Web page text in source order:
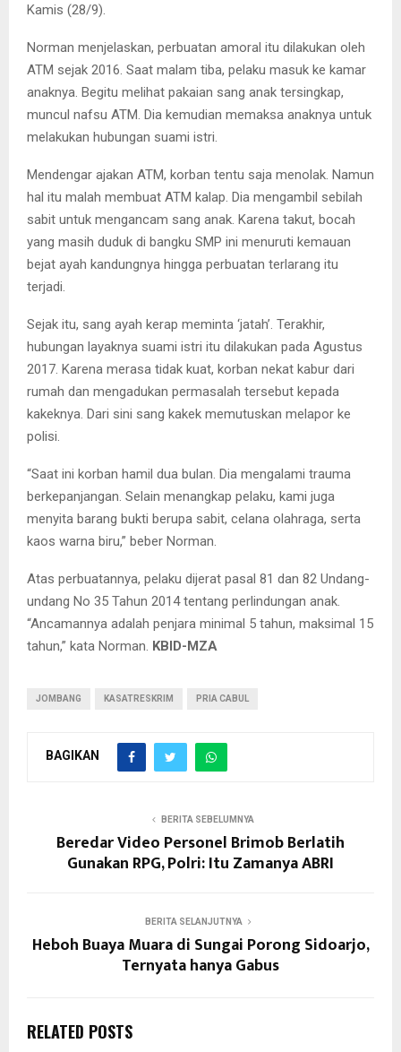
Kamis (28/9).
Norman menjelaskan, perbuatan amoral itu dilakukan oleh
ATM sejak 2016. Saat malam tiba, pelaku masuk ke kamar
anaknya. Begitu melihat pakaian sang anak tersingkap,
muncul nafsu ATM. Dia kemudian memaksa anaknya untuk
melakukan hubungan suami istri.
Mendengar ajakan ATM, korban tentu saja menolak. Namun
hal itu malah membuat ATM kalap. Dia mengambil sebilah
sabit untuk mengancam sang anak. Karena takut, bocah
yang masih duduk di bangku SMP ini menuruti kemauan
bejat ayah kandungnya hingga perbuatan terlarang itu
terjadi.
Sejak itu, sang ayah kerap meminta ‘jatah’. Terakhir,
hubungan layaknya suami istri itu dilakukan pada Agustus
2017. Karena merasa tidak kuat, korban nekat kabur dari
rumah dan mengadukan permasalah tersebut kepada
kakeknya. Dari sini sang kakek memutuskan melapor ke
polisi.
“Saat ini korban hamil dua bulan. Dia mengalami trauma
berkepanjangan. Selain menangkap pelaku, kami juga
menyita barang bukti berupa sabit, celana olahraga, serta
kaos warna biru,” beber Norman.
Atas perbuatannya, pelaku dijerat pasal 81 dan 82 Undang-
undang No 35 Tahun 2014 tentang perlindungan anak.
“Ancamannya adalah penjara minimal 5 tahun, maksimal 15
tahun,” kata Norman. KBID-MZA
JOMBANG KASATRESKRIM PRIA CABUL
BAGIKAN
BERITA SEBELUMNYA
Beredar Video Personel Brimob Berlatih
Gunakan RPG, Polri: Itu Zamanya ABRI
BERITA SELANJUTNYA
Heboh Buaya Muara di Sungai Porong Sidoarjo,
Ternyata hanya Gabus
RELATED POSTS